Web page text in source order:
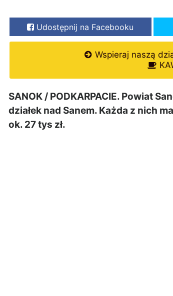
Udostępnij na Facebooku
Wspieraj naszą
SANOK / PODKARPACIE. Powiat
działek nad Sanem. Każda z nich
ok. 27 tys zł.